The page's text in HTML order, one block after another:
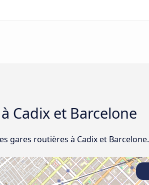
Cadix et Barcelone
gares routières à Cadix et Barcelone.